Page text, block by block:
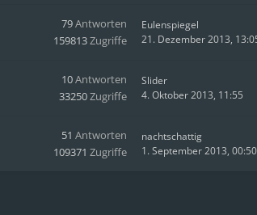
79Antworten
159813Zugriffe
Eulenspiegel
21. Dezember 2013,
10Antworten
33250Zugriffe
Slider
4. Oktober 2013, 11:55
51 Antworten
109371 Zugriffe
nachtschattig
1. September 2013, 00:50